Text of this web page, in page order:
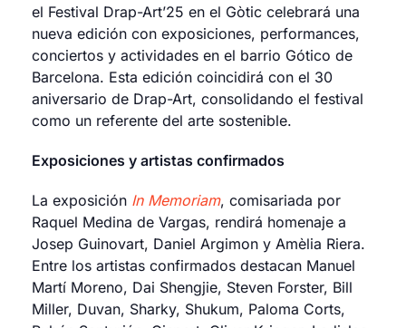
el Festival Drap-Art’25 en el Gòtic celebrará una
nueva edición con exposiciones, performances,
conciertos y actividades en el barrio Gótico de
Barcelona. Esta edición coincidirá con el 30
aniversario de Drap-Art, consolidando el festival
como un referente del arte sostenible.
Exposiciones y artistas confirmados
La exposición In Memoriam, comisariada por
Raquel Medina de Vargas, rendirá homenaje a
Josep Guinovart, Daniel Argimon y Amèlia Riera.
Entre los artistas confirmados destacan Manuel
Martí Moreno, Dai Shengjie, Steven Forster, Bill
Miller, Duvan, Sharky, Shukum, Paloma Corts,